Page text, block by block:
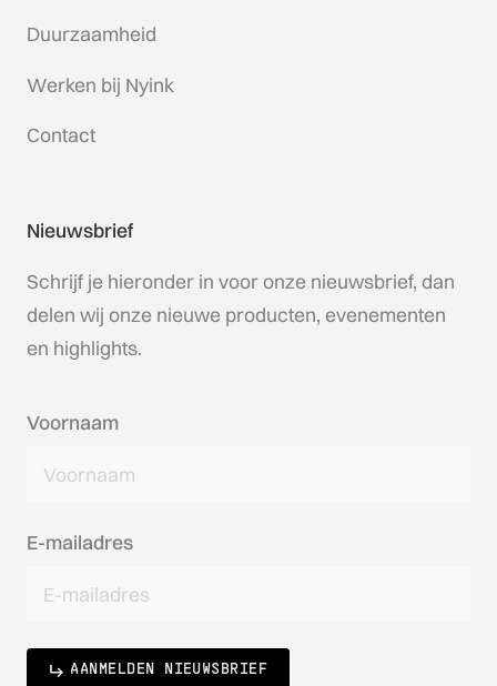
Duurzaamheid
Werken bij Nyink
Contact
Nieuwsbrief
Schrijf je hieronder in voor onze nieuwsbrief, dan
delen wij onze nieuwe producten, evenementen
en highlights.
Voornaam
E-mailadres
AANMELDEN NIEUWSBRIEF